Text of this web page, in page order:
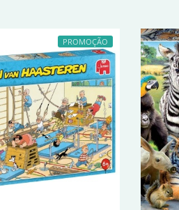
PROMOÇÃO